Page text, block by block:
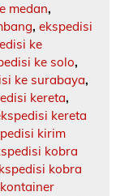
medan,
, ekspedisi
ke
ke solo,
ke surabaya,
kereta,
kereta
kirim
kobra
kobra